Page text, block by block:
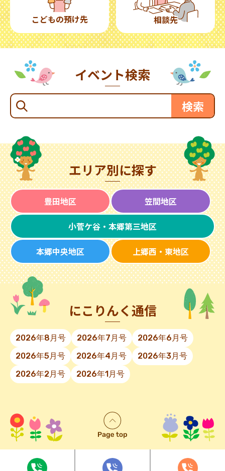
こどもの預け先 相談先
イベント検索
エリア別に探す
豊田地区 笠間地区
小菅ケ谷・本郷第三地区
本郷中央地区 上郷西・東地区
にこりんく通信
2026年8月号 2026年7月号
2026年6月号
2026年5月号
2026年4月号
2026年3月号
2026年2月号
2026年1月号